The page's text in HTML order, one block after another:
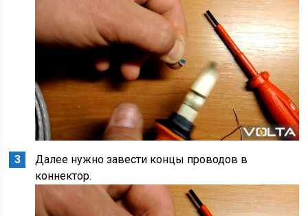
Далее нужно завести концы проводов в
коннектор.